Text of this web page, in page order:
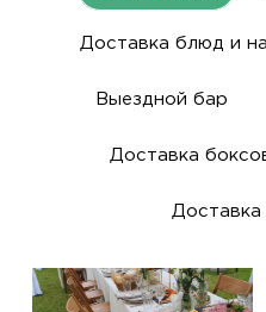
Доставка блюд и
Выездной бар
Доставка
Доставка